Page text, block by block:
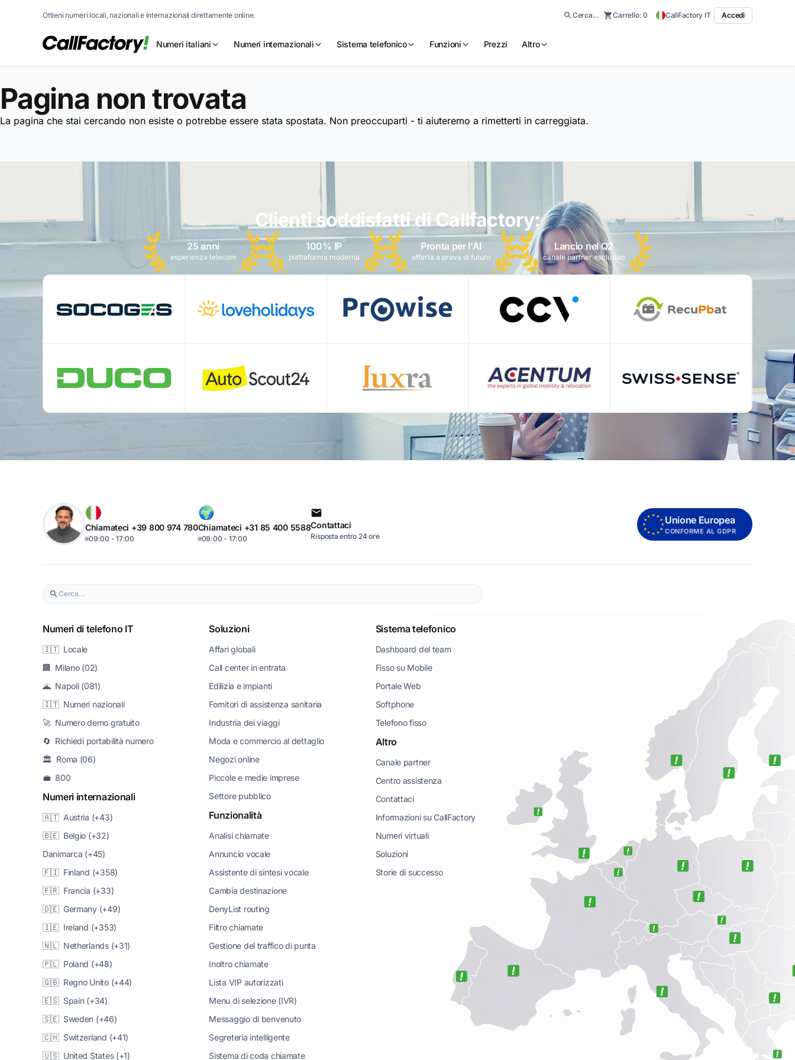
Ottieni numeri locali, nazionali e internazionali direttamente online. Cerca… Carrello:0 CallFactory IT Accedi
Numeri italiani Numeri internazionali Sistema telefonico Funzioni Prezzi Altro
Pagina non trovata
La pagina che stai cercando non esiste o potrebbe essere stata spostata. Non preoccuparti - ti aiuteremo a rimetterti in carreggiata.
Clienti soddisfatti di Callfactory:
25 anni
esperienza telecom
100% IP
piattaforma moderna
Pronta per l'AI
offerta a prova di futuro
Lancio nel Q2
canale partner esclusivo
Chiamateci +39 800 974 780
09:00 - 17:00
Chiamateci +31 85 400 5588
09:00 - 17:00
Contattaci
Risposta entro 24 ore
Unione Europea
CONFORME AL GDPR
Numeri di telefono IT
🇮🇹 Locale
🏢 Milano (02)
🌋 Napoli (081)
🇮🇹 Numeri nazionali
🚀 Numero demo gratuito
🔄 Richiedi portabilità numero
🏛️ Roma (06)
💼 800
Numeri internazionali
🇦🇹 Austria (+43)
🇧🇪 Belgio (+32)
Danimarca (+45)
🇫🇮 Finland (+358)
🇫🇷 Francia (+33)
🇩🇪 Germany (+49)
🇮🇪 Ireland (+353)
🇳🇱 Netherlands (+31)
🇵🇱 Poland (+48)
🇬🇧 Regno Unito (+44)
🇪🇸 Spain (+34)
🇸🇪 Sweden (+46)
🇨🇭 Switzerland (+41)
🇺🇸 United States (+1)
Soluzioni
Affari globali
Call center in entrata
Edilizia e impianti
Fornitori di assistenza sanitaria
Industria dei viaggi
Moda e commercio al dettaglio
Negozi online
Piccole e medie imprese
Settore pubblico
Funzionalità
Analisi chiamate
Annuncio vocale
Assistente di sintesi vocale
Cambia destinazione
DenyList routing
Filtro chiamate
Gestione del traffico di punta
Inoltro chiamate
Lista VIP autorizzati
Menu di selezione (IVR)
Messaggio di benvenuto
Segreteria intelligente
Sistema di coda chiamate
Sistema telefonico
Dashboard del team
Fisso su Mobile
Portale Web
Softphone
Telefono fisso
Altro
Canale partner
Centro assistenza
Contattaci
Informazioni su CallFactory
Numeri virtuali
Soluzioni
Storie di successo